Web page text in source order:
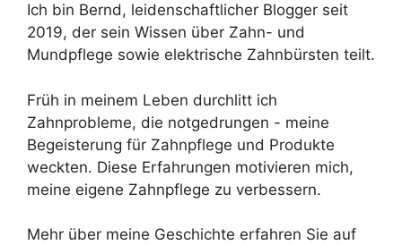
Ich bin Bernd, leidenschaftlicher Blogger seit
2019, der sein Wissen über Zahn- und
Mundpflege sowie elektrische Zahnbürsten teilt.
Früh in meinem Leben durchlitt ich
Zahnprobleme, die notgedrungen - meine
Begeisterung für Zahnpflege und Produkte
weckten. Diese Erfahrungen motivieren mich,
meine eigene Zahnpflege zu verbessern.
Mehr über meine Geschichte erfahren Sie auf